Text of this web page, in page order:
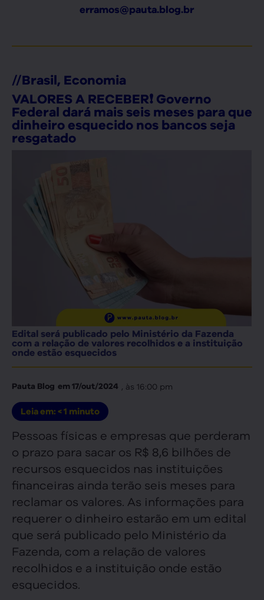
erramos@pauta.blog.br
//Brasil, Economia
VALORES A RECEBER❗ Governo
Federal dará mais seis meses para que
dinheiro esquecido nos bancos seja
resgatado
Edital será publicado pelo Ministério da Fazenda
com a relação de valores recolhidos e a instituição
onde estão esquecidos
Pauta Blog em17/out/2024 , às 16:00 pm
Leia em: < 1 minuto
Pessoas físicas e empresas que perderam
o prazo para sacar os R$ 8,6 bilhões de
recursos esquecidos nas instituições
financeiras ainda terão seis meses para
reclamar os valores. As informações para
requerer o dinheiro estarão em um edital
que será publicado pelo Ministério da
Fazenda, com a relação de valores
recolhidos e a instituição onde estão
esquecidos.